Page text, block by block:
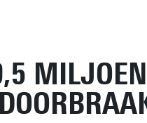
MILJOEN